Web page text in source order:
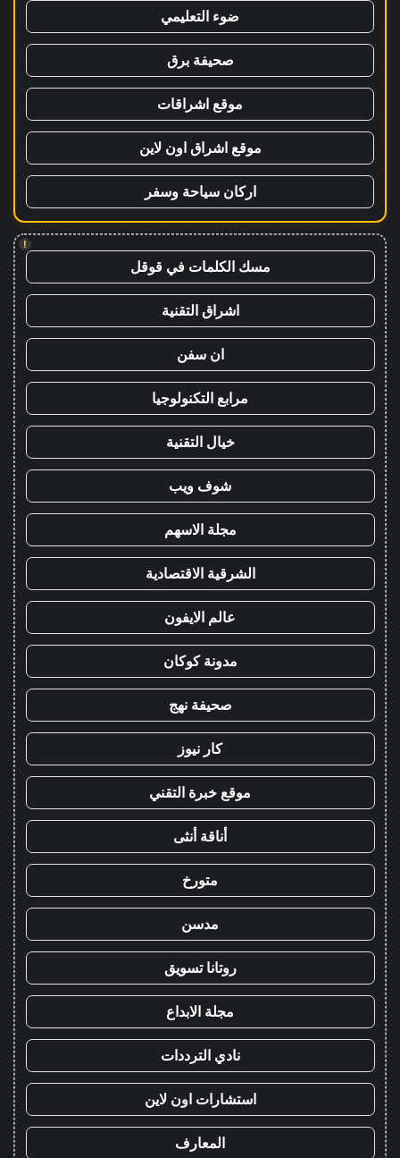
ضوء التعليمي
صحيفة برق
موقع اشراقات
موقع اشراق اون لاين
اركان سياحة وسفر
!
مسك الكلمات في قوقل
اشراق التقنية
ان سفن
مرابع التكنولوجيا
خيال التقنية
شوف ويب
مجلة الاسهم
الشرقية الاقتصادية
عالم الايفون
مدونة كوكان
صحيفة نهج
كار نيوز
موقع خبرة التقني
أناقة أنثى
متورخ
مدسن
روتانا تسويق
مجلة الابداع
نادي الترددات
استشارات اون لاين
المعارف